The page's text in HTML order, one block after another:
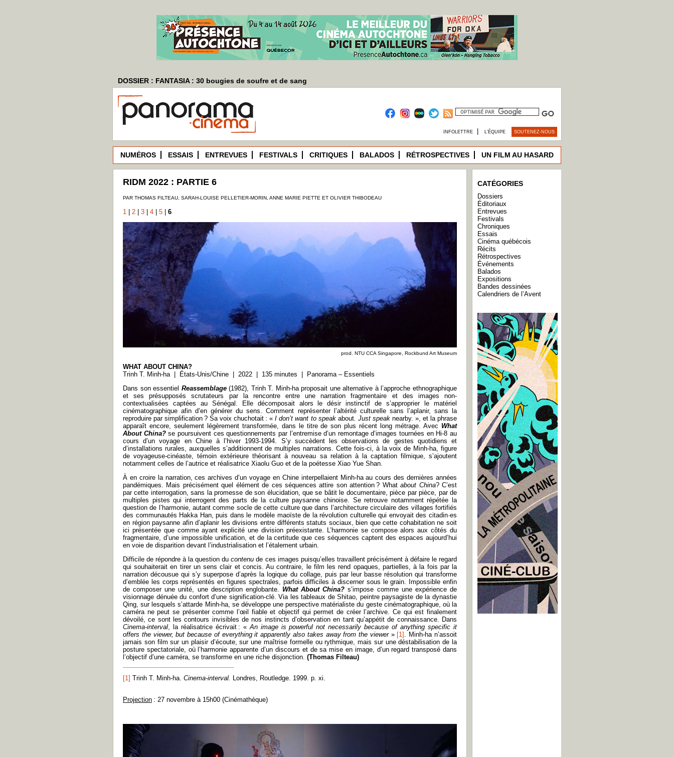
DOSSIER : FANTASIA : 30 bougies de soufre et de sang
INFOLETTRE L’ÉQUIPE SOUTENEZ-NOUS
NUMÉROS ESSAIS ENTREVUES FESTIVALS CRITIQUES BALADOS RÉTROSPECTIVES UN FILM AU HASARD
RIDM 2022 : PARTIE 6
PAR THOMAS FILTEAU, SARAH-LOUISE PELLETIER-MORIN, ANNE MARIE PIETTE ET OLIVIER THIBODEAU
1 2 3 4 5 6
prod. NTU CCA Singapore, Rockbund Art Museum
WHAT ABOUT CHINA?
Trinh T. Minh-ha | États-Unis/Chine | 2022 | 135 minutes | Panorama – Essentiels
Dans son essentiel Reassemblage (1982), Trinh T. Minh-ha proposait une alternative à l’approche ethnographique
et ses présupposés scrutateurs par la rencontre entre une narration fragmentaire et des images non-
contextualisées captées au Sénégal. Elle décomposait alors le désir instinctif de s’approprier le matériel
cinématographique afin d’en générer du sens. Comment représenter l’altérité culturelle sans l’aplanir, sans la
reproduire par simplification ? Sa voix chuchotait : «I don’t want to speak about. Just speak nearby. », et la phrase
apparaît encore, seulement légèrement transformée, dans le titre de son plus récent long métrage. Avec What
About China?se poursuivent ces questionnements par l’entremise d’un remontage d’images tournées en Hi-8 au
cours d’un voyage en Chine à l’hiver 1993-1994. S’y succèdent les observations de gestes quotidiens et
d’installations rurales, auxquelles s’additionnent de multiples narrations. Cette fois-ci, à la voix de Minh-ha, figure
de voyageuse-cinéaste, témoin extérieure théorisant à nouveau sa relation à la captation filmique, s’ajoutent
notamment celles de l’autrice et réalisatrice Xiaolu Guo et de la poétesse Xiao Yue Shan.
À en croire la narration, ces archives d’un voyage en Chine interpellaient Minh-ha au cours des dernières années
pandémiques. Mais précisément quel élément de ces séquences attire son attention ? Whatabout China? C’est
par cette interrogation, sans la promesse de son élucidation, que se bâtit le documentaire, pièce par pièce, par de
multiples pistes qui interrogent des parts de la culture paysanne chinoise. Se retrouve notamment répétée la
question de l’harmonie, autant comme socle de cette culture que dans l’architecture circulaire des villages fortifiés
des communautés Hakka Han, puis dans le modèle maoïste de la révolution culturelle qui envoyait des citadin·es
en région paysanne afin d’aplanir les divisions entre différents statuts sociaux, bien que cette cohabitation ne soit
ici présentée que comme ayant explicité une division préexistante. L’harmonie se compose alors aux côtés du
fragmentaire, d’une impossible unification, et de la certitude que ces séquences captent des espaces aujourd’hui
en voie de disparition devant l’industrialisation et l’étalement urbain.
Difficile de répondre à la question ducontenu de ces images puisqu’elles travaillent précisément à défaire le regard
qui souhaiterait en tirer un sens clair et concis. Au contraire, le film les rend opaques, partielles, à la fois par la
narration décousue qui s’y superpose d’après la logique du collage, puis par leur basse résolution qui transforme
d’emblée les corps représentés en figures spectrales, parfois difficiles à discerner sous le grain. Impossible enfin
de composer une unité, une description englobante. What About China? s’impose comme une expérience de
visionnage dénuée du confort d’une signification-clé. Via les tableaux de Shitao, peintre paysagiste de la dynastie
Qing, sur lesquels s’attarde Minh-ha, se développe une perspective matérialiste du geste cinématographique, où la
caméra ne peut se présenter comme l’œil fiable et objectif qui permet de créer l’archive. Ce qui est finalement
dévoilé, ce sont les contours invisibles de nos instincts d’observation en tant qu’appétit de connaissance. Dans
Cinema-interval, la réalisatrice écrivait : «An image is powerful not necessarily because of anything specific it
offers the viewer, but because of everything it apparently also takes away from the viewer» [1] . Minh-ha n’assoit
jamais son film sur un plaisir d’écoute, sur une maîtrise formelle ou rythmique, mais sur une déstabilisation de la
posture spectatoriale, où l’harmonie apparente d’un discours et de sa mise en image, d’un regard transposé dans
l’objectif d’une caméra, se transforme en une riche disjonction. (Thomas Filteau)
[1] Trinh T. Minh-ha. Cinema-interval. Londres, Routledge. 1999. p. xi.
Projection : 27 novembre à 15h00 (Cinémathèque)
CATÉGORIES
Dossiers
Éditoriaux
Entrevues
Festivals
Chroniques
Essais
Cinéma québécois
Récits
Rétrospectives
Événements
Balados
Expositions
Bandes dessinées
Calendriers de l’Avent